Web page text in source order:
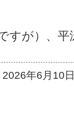
すが）、
2026年6月10